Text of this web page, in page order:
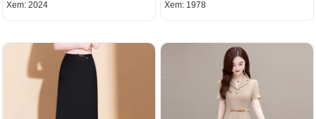
Xem: 2024 Xem: 1978